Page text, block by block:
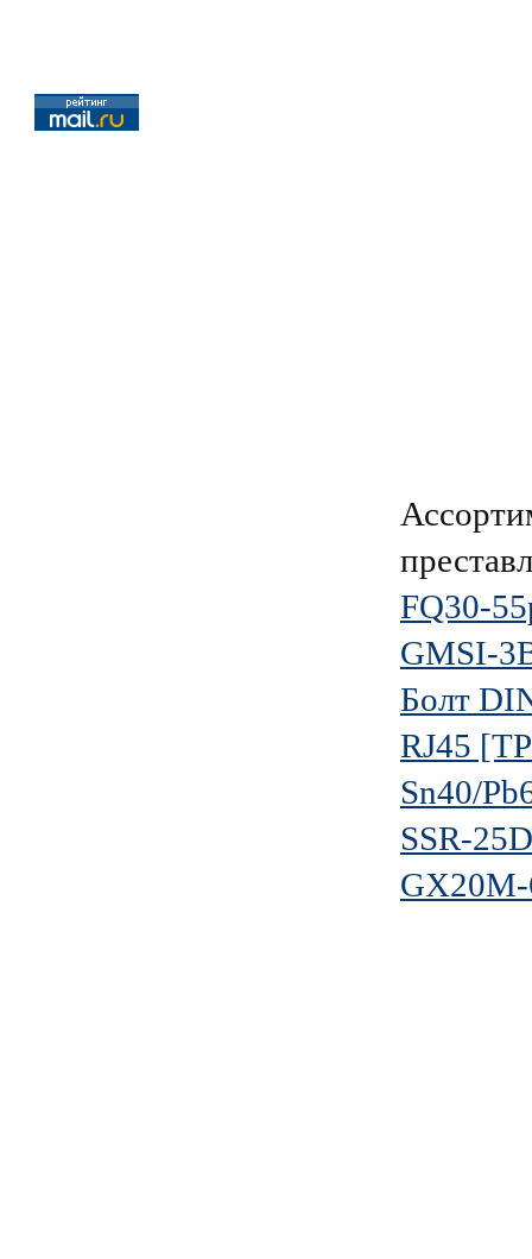
FQ30-
GMSI-
Болт
RJ45
Sn40/
SSR-